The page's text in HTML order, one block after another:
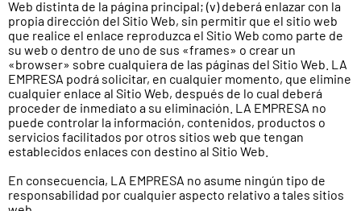
Web distinta de la página principal; (v) deberá enlazar con la
propia dirección del Sitio Web, sin permitir que el sitio web
que realice el enlace reproduzca el Sitio Web como parte de
su web o dentro de uno de sus «frames» o crear un
«browser» sobre cualquiera de las páginas del Sitio Web. LA
EMPRESA podrá solicitar, en cualquier momento, que elimine
cualquier enlace al Sitio Web, después de lo cual deberá
proceder de inmediato a su eliminación. LA EMPRESA no
puede controlar la información, contenidos, productos o
servicios facilitados por otros sitios web que tengan
establecidos enlaces con destino al Sitio Web.
En consecuencia, LA EMPRESA no asume ningún tipo de
responsabilidad por cualquier aspecto relativo a tales sitios